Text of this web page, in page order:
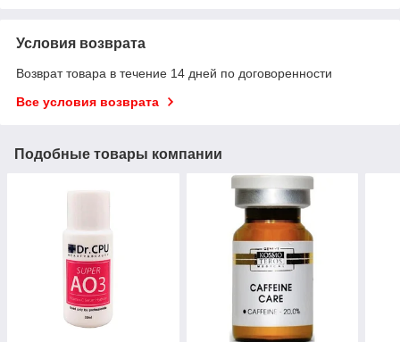
Условия возврата
Возврат товара в течение 14 дней по договоренности
Все условия возврата
Подобные товары компании